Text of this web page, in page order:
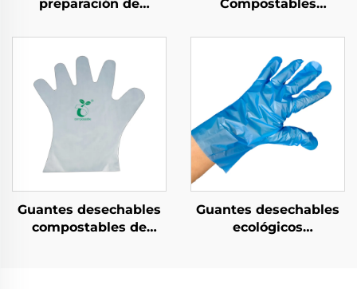
preparación de
compostables
Biodegradables y
Compostables de
material PLA PBAT
almidón de maíz
Compostables
Compostables Hechos
de Material PLA PBAT
almidón de maíz
Guantes desechables
compostables de
Guantes desechables
ecológicos